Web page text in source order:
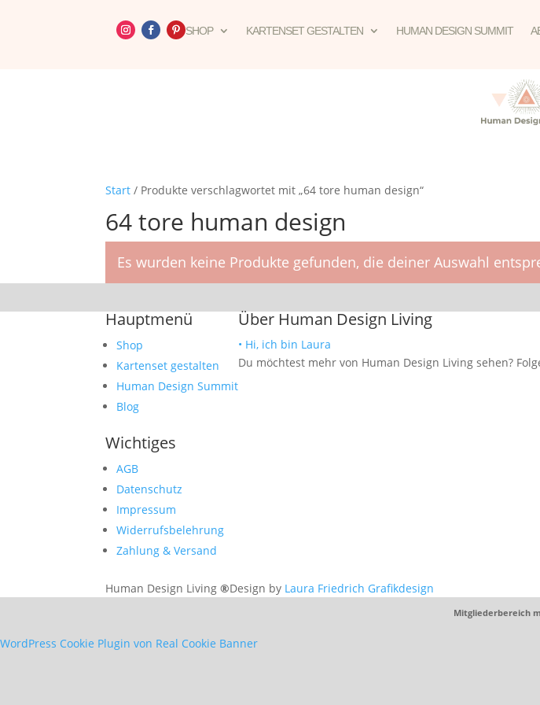
SHOP KARTENSET GESTALTEN HUMAN DESIGN SUMMIT
Start / Produkte verschlagwortet mit „64 tore human design“
64 tore human design
Es wurden keine Produkte gefunden, die deiner Auswahl
Hauptmenü
Shop
Kartenset gestalten
Human Design Summit
Blog
Über Human Design Living
• Hi, ich bin Laura
Du möchtest mehr von Human Design Living sehen?
Wichtiges
AGB
Datenschutz
Impressum
Widerrufsbelehrung
Zahlung & Versand
Human Design Living®Design by Laura Friedrich Grafikdesign
Mitgliederbereich
WordPress Cookie Plugin von Real Cookie Banner